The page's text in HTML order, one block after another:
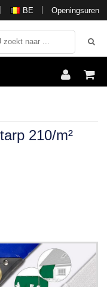
Openingsuren
BE
210/m²